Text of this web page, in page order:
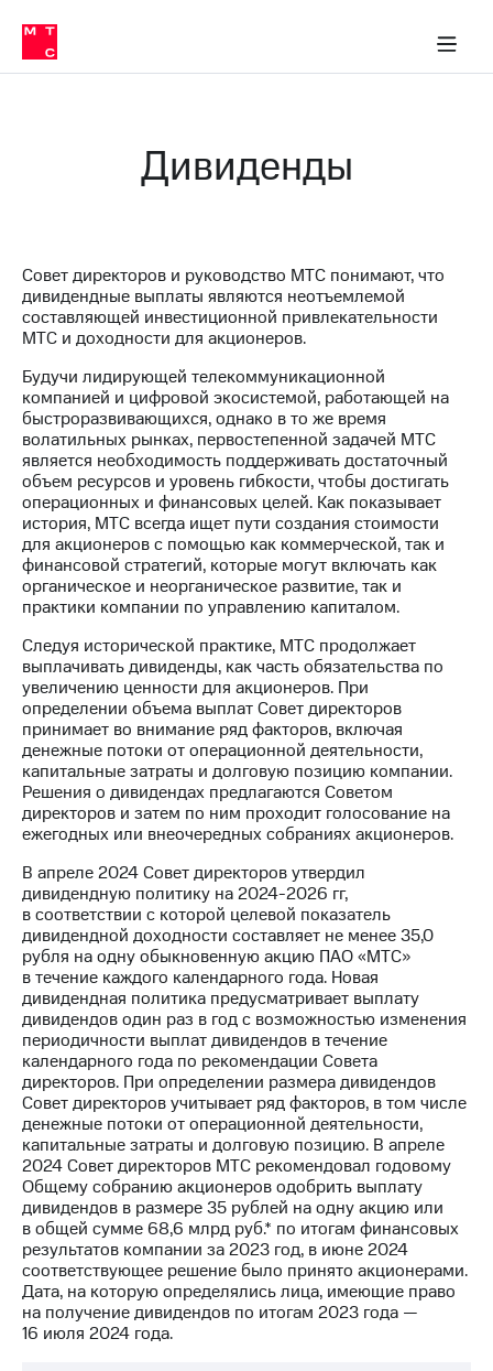
Медиа-центр
и акционерам
Устойчивое развитие
Комплаенс и деловая этика
компании
Карьера
Руководство
региона
Правовая
Контакты
Медиа-центр
Пресс-
релизы
МТС
о технологиях
Достижения
Финансовая
отчетность
Контакты
Новости
в
регионе
и акционерам
Корпоративное
управление
Корпоративный
секретарь
Раскрытие
информации
Информация
акционерам
Документы
ПАО
"МТС"
Собрания
акционеров
Личный
кабинет
акционера
Акционерный
капитал
Контроль
и
аудит
Пресс-
о технологиях
Дивиденды
Совет директоров и руководство МТС понимают, что
дивидендные выплаты являются неотъемлемой
составляющей инвестиционной привлекательности
МТС и доходности для акционеров.
Будучи лидирующей телекоммуникационной
компанией и цифровой экосистемой, работающей на
быстроразвивающихся, однако в то же время
волатильных рынках, первостепенной задачей МТС
является необходимость поддерживать достаточный
объем ресурсов и уровень гибкости, чтобы достигать
операционных и финансовых целей. Как показывает
история, МТС всегда ищет пути создания стоимости
для акционеров с помощью как коммерческой, так и
финансовой стратегий, которые могут включать как
органическое и неорганическое развитие, так и
практики компании по управлению капиталом.
Следуя исторической практике, МТС продолжает
выплачивать дивиденды, как часть обязательства по
увеличению ценности для акционеров. При
определении объема выплат Совет директоров
принимает во внимание ряд факторов, включая
денежные потоки от операционной деятельности,
капитальные затраты и долговую позицию компании.
Решения о дивидендах предлагаются Советом
директоров и затем по ним проходит голосование на
ежегодных или внеочередных собраниях акционеров.
В апреле 2024 Совет директоров утвердил
дивидендную политику на 2024-2026 гг,
в соответствии с которой целевой показатель
дивидендной доходности составляет не менее 35,0
рубля на одну обыкновенную акцию ПАО «МТС»
в течение каждого календарного года. Новая
дивидендная политика предусматривает выплату
дивидендов один раз в год с возможностью изменения
периодичности выплат дивидендов в течение
календарного года по рекомендации Совета
директоров. При определении размера дивидендов
Совет директоров учитывает ряд факторов, в том числе
денежные потоки от операционной деятельности,
капитальные затраты и долговую позицию. В апреле
2024 Совет директоров МТС рекомендовал годовому
Общему собранию акционеров одобрить выплату
дивидендов в размере 35 рублей на одну акцию или
в общей сумме 68,6 млрд руб.* по итогам финансовых
результатов компании за 2023 год, в июне 2024
соответствующее решение было принято акционерами.
Дата, на которую определялись лица, имеющие право
на получение дивидендов по итогам 2023 года —
16 июля 2024 года.